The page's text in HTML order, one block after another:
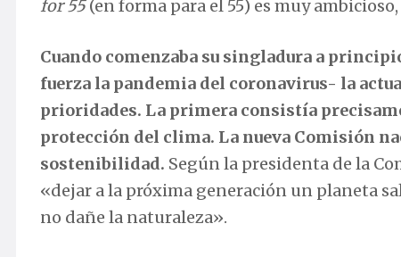
for 55(en forma para el 55) es muy
Cuando comenzaba su singladura a
fuerza la pandemia del coronavirus- la
prioridades. La primera consistía
protección del clima. La nueva Comisión
sostenibilidad. Según la presidenta de la
«dejar a la próxima generación un planeta
no dañe la naturaleza».